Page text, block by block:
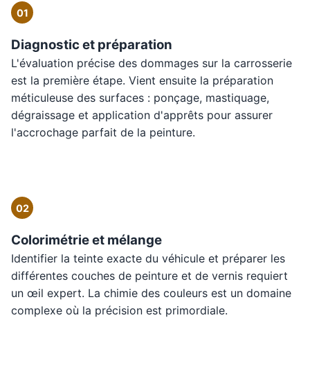
01
Diagnostic et préparation
L'évaluation précise des dommages sur la carrosserie
est la première étape. Vient ensuite la préparation
méticuleuse des surfaces : ponçage, mastiquage,
dégraissage et application d'apprêts pour assurer
l'accrochage parfait de la peinture.
02
Colorimétrie et mélange
Identifier la teinte exacte du véhicule et préparer les
différentes couches de peinture et de vernis requiert
un œil expert. La chimie des couleurs est un domaine
complexe où la précision est primordiale.